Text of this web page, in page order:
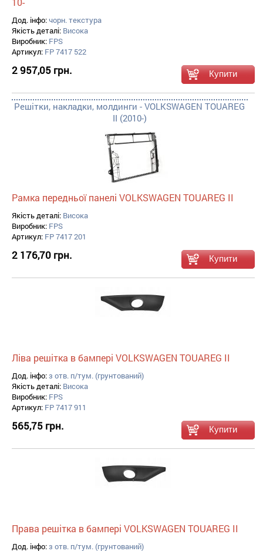
Дод. інфо:чорн. текстура
Якість деталі: Висока
Виробник: FPS
Артикул: FP 7417 522
2 957,05 грн.
Решітки, накладки, молдинги - VOLKSWAGEN TOUAREG
II (2010-)
Рамка передньої панелі VOLKSWAGEN TOUAREG II
Якість деталі: Висока
Виробник: FPS
Артикул: FP 7417 201
2 176,70 грн.
Ліва решітка в бампері VOLKSWAGEN TOUAREG II
Дод. інфо:з отв. п/тум. (грунтований)
Якість деталі: Висока
Виробник: FPS
Артикул: FP 7417 911
565,75 грн.
Права решітка в бампері VOLKSWAGEN TOUAREG II
Дод. інфо:з отв. п/тум. (грунтований)